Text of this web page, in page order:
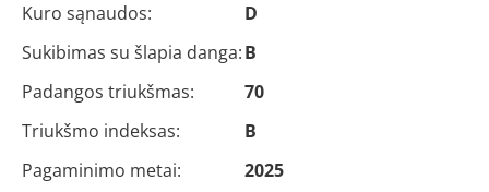
Kuro sąnaudos:
D
Sukibimas su šlapia danga:B
Padangos triukšmas:
70
Triukšmo indeksas:
B
Pagaminimo metai:
2025